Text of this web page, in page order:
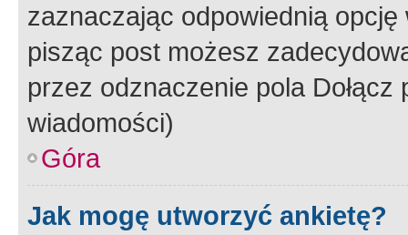
zaznaczając odpowiednią
pisząc post możesz
przez odznaczenie pola
wiadomości)
Góra
Jak mogę utworzyć ankietę?